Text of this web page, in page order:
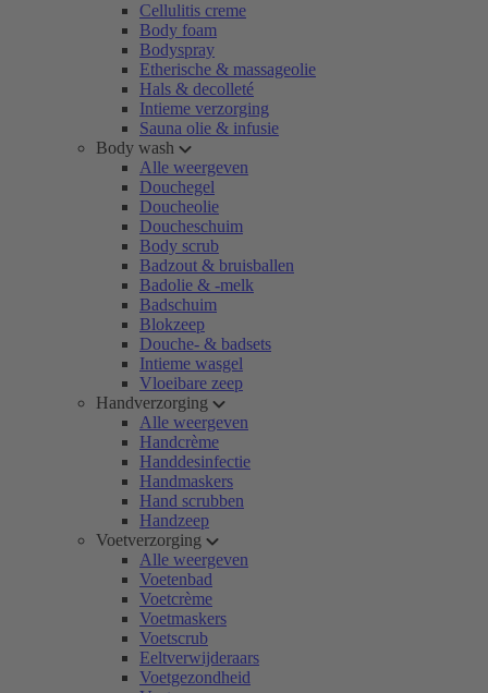
Cellulitis creme
Body foam
Bodyspray
Etherische & massageolie
Hals & decolleté
Intieme verzorging
Sauna olie & infusie
Body wash
Alle weergeven
Douchegel
Doucheolie
Doucheschuim
Body scrub
Badzout & bruisballen
Badolie & -melk
Badschuim
Blokzeep
Douche- & badsets
Intieme wasgel
Vloeibare zeep
Handverzorging
Alle weergeven
Handcrème
Handdesinfectie
Handmaskers
Hand scrubben
Handzeep
Voetverzorging
Alle weergeven
Voetenbad
Voetcrème
Voetmaskers
Voetscrub
Eeltverwijderaars
Voetgezondheid